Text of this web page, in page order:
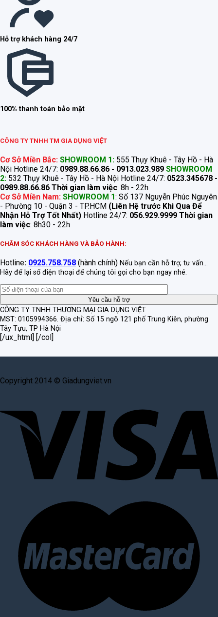
Hỗ trợ khách hàng 24/7
100% thanh toán bảo mật
CÔNG TY TNHH TM GIA DỤNG VIỆT
Cơ Sở Miền Bắc: SHOWROOM 1: 555 Thụy Khuê - Tây Hồ - Hà
Nội Hotline 24/7: 0989.88.66.86 - 0913.023.989 SHOWROOM
2: 532 Thụy Khuê - Tây Hồ - Hà Nội Hotline 24/7: 0523.345678 -
0989.88.66.86 Thời gian làm việc: 8h - 22h
Cơ Sở Miền Nam: SHOWROOM 1: Số 137 Nguyễn Phúc Nguyên
- Phường 10 - Quận 3 - TP.HCM (Liên Hệ trước Khi Qua Để
Nhận Hỗ Trợ Tốt Nhất) Hotline 24/7: 056.929.9999 Thời gian
làm việc: 8h30 - 22h
CHĂM SÓC KHÁCH HÀNG VÀ BẢO HÀNH:
Hotline: 0925.758.758 (hành chính) Nếu bạn cần hỗ trợ, tư vấn...
Hãy để lại số điện thoại để chúng tôi gọi cho bạn ngay nhé.
CÔNG TY TNHH THƯƠNG MẠI GIA DỤNG VIỆT
MST: 0105994366. Địa chỉ: Số 15 ngõ 121 phố Trung Kiên, phường
Tây Tựu, TP Hà Nội
[/ux_html] [/col]
Copyright 2014 © Giadungviet.vn